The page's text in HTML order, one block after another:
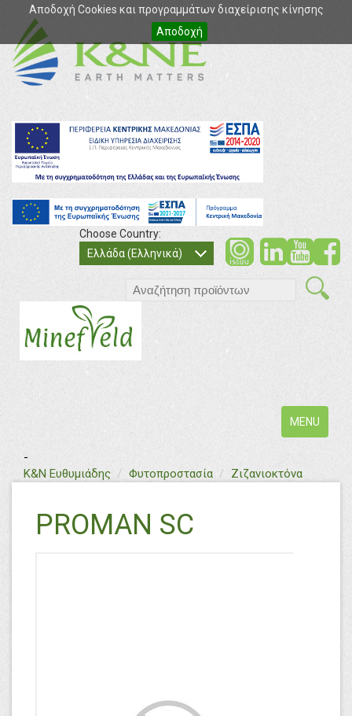
Αποδοχή Cookies και προγραμμάτων διαχείρισης κίνησης
Αποδοχή
Choose Country:
Ελλάδα (Ελληνικά)
Toggle
navigation
MENU
-
Κ&Ν Ευθυμιάδης textΦυτοπροστασία Ζιζανιοκτόνα
PROMAN SC